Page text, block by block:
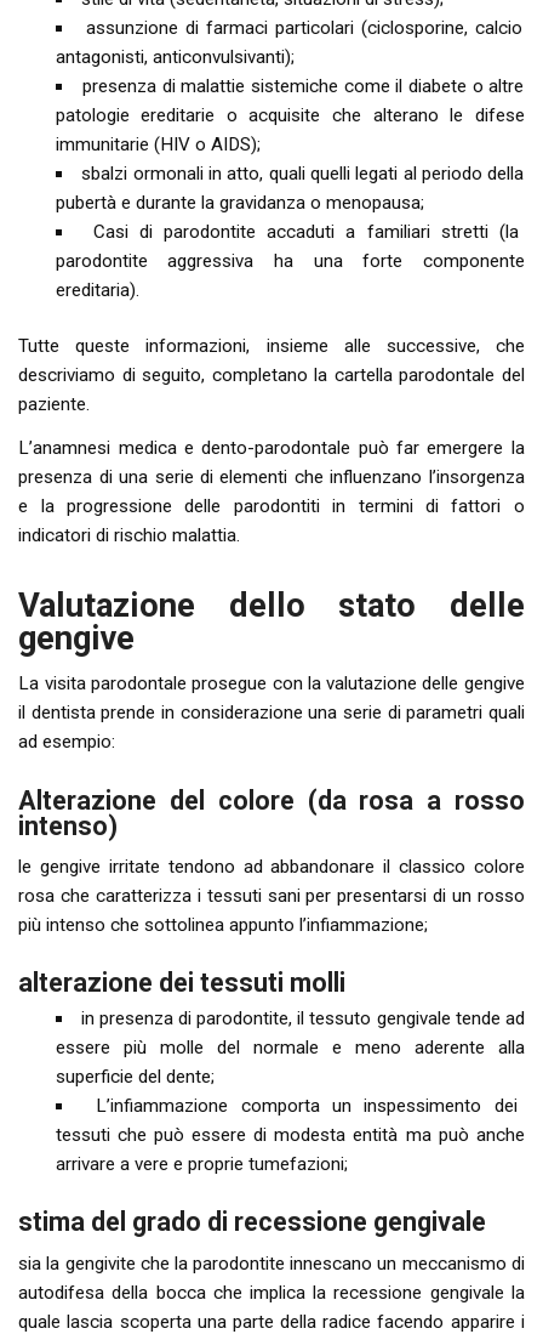
assunzione di farmaci particolari (ciclosporine, calcio
antagonisti, anticonvulsivanti);
presenza di malattie sistemiche come il diabete o altre
patologie ereditarie o acquisite che alterano le difese
immunitarie (HIV o AIDS);
sbalzi ormonali in atto, quali quelli legati al periodo della
pubertà e durante la gravidanza o menopausa;
Casi di parodontite accaduti a familiari stretti (la
parodontite aggressiva ha una forte componente
ereditaria).
Tutte queste informazioni, insieme alle successive, che
descriviamo di seguito, completano la cartella parodontale del
paziente.
L’anamnesi medica e dento-parodontale può far emergere la
presenza di una serie di elementi che influenzano l’insorgenza
e la progressione delle parodontiti in termini di fattori o
indicatori di rischio malattia.
Valutazione dello stato delle
gengive
La visita parodontale prosegue con la valutazione delle gengive
il dentista prende in considerazione una serie di parametri quali
ad esempio:
Alterazione del colore (da rosa a rosso
intenso)
le gengive irritate tendono ad abbandonare il classico colore
rosa che caratterizza i tessuti sani per presentarsi di un rosso
più intenso che sottolinea appunto l’infiammazione;
alterazione dei tessuti molli
in presenza di parodontite, il tessuto gengivale tende ad
essere più molle del normale e meno aderente alla
superficie del dente;
L’infiammazione comporta un inspessimento dei
tessuti che può essere di modesta entità ma può anche
arrivare a vere e proprie tumefazioni;
stima del grado di recessione gengivale
sia la gengivite che la parodontite innescano un meccanismo di
autodifesa della bocca che implica la recessione gengivale la
quale lascia scoperta una parte della radice facendo apparire i